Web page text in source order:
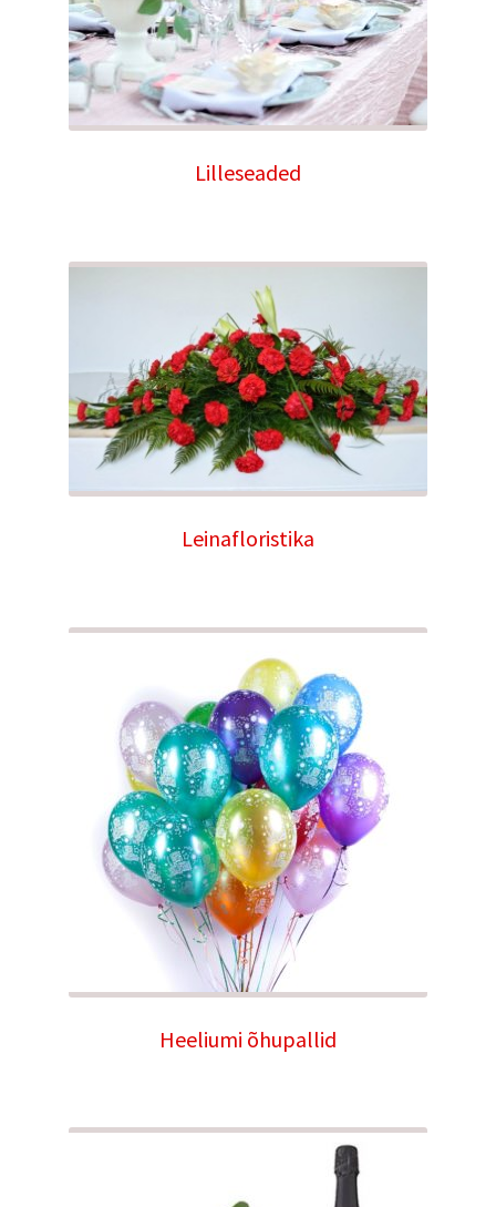
Lilleseaded
Leinafloristika
Heeliumi õhupallid